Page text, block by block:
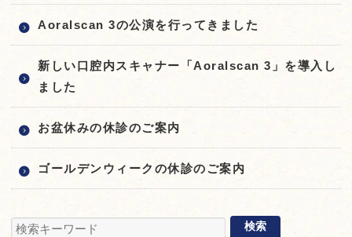
Aoralscan 3の公演を行ってきました
新しい口腔内スキャナー「Aoralscan 3」を導入し
ました
お盆休みの休診のご案内
ゴールデンウィークの休診のご案内